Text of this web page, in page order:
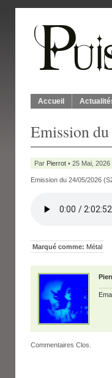
Accueil
Emission
Par Pierrot • 25 Mai, 2026
Emission du 24/05/2026
Marqué comme: Métal
Commentaires Clos.